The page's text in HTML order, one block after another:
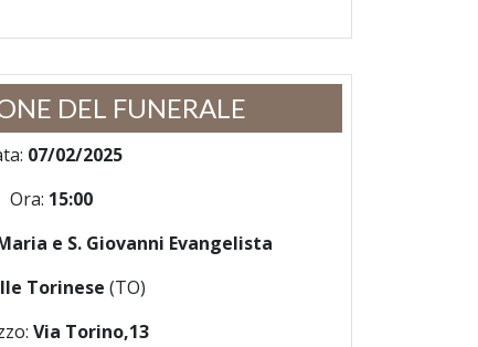
DEL FUNERALE
07/02/2025
Ora: 15:00
e S. Giovanni Evangelista
Torinese (TO)
Via Torino,13